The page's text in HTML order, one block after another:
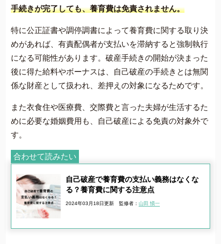
手続きが完了しても、養育費は免責されません。
特に公正証書や調停調書によって養育費に関する取り決
めがあれば、有責配偶者が支払いを滞納すると強制執行
になる可能性があります。破産手続きの開始が決まった
後に得た給料やボーナスは、自己破産の手続きとは無関
係な財産として扱われ、差押えの対象になるためです。
また衣食住や医療費、交際費と言った夫婦が生活するた
めに必要な婚姻費用も、自己破産による免責の対象外で
す。
合わせて読みたい
自己破産で養育費の支払い義務はなくな
る？養育費に関する注意点
2024年03月18日更新 監修者： 山田 愼一